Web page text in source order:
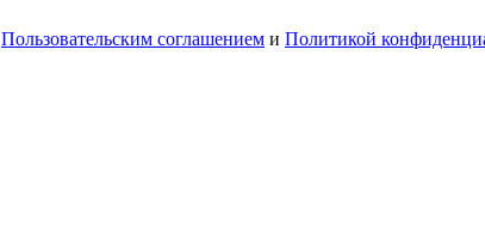
Пользовательским соглашением и Политикой